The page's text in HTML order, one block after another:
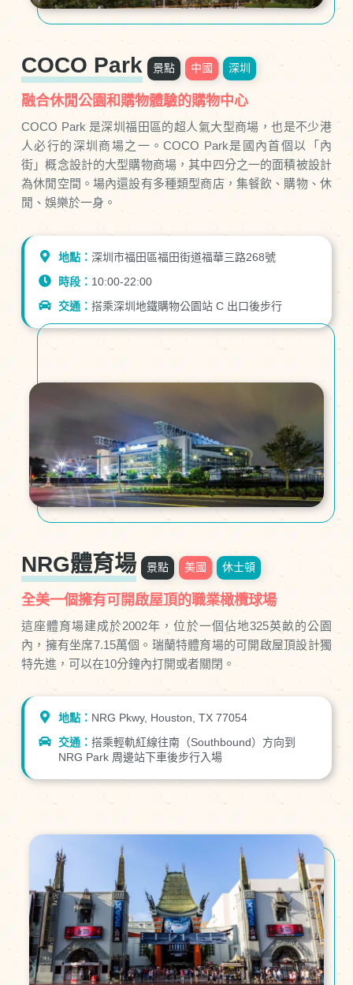
COCO Park 景點 中國 深圳
融合休閒公園和購物體驗的購物中心
COCO Park 是深圳福田區的超人氣大型商場，也是不少港
人必行的深圳商場之一。COCO Park是國內首個以「內
街」概念設計的大型購物商場，其中四分之一的面積被設計
為休閒空間。場內還設有多種類型商店，集餐飲、購物、休
閒、娛樂於一身。
地點：深圳市福田區福田街道福華三路268號
時段： 10:00-22:00
交通：搭乘深圳地鐵購物公園站 C 出口後步行
NRG體育場 景點 美國 休士頓
全美一個擁有可開啟屋頂的職業橄欖球場
這座體育場建成於2002年，位於一個佔地325英畝的公園
內，擁有坐席7.15萬個。瑞蘭特體育場的可開啟屋頂設計獨
特先進，可以在10分鐘內打開或者關閉。
地點： NRG Pkwy, Houston, TX 77054
交通：搭乘輕軌紅線往南（Southbound）方向到
NRG Park 周邊站下車後步行入場